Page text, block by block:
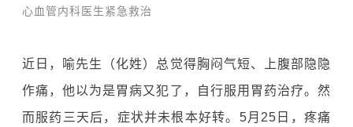
心血管内科医生紧急救治
近日，喻先生（化姓）总觉得胸闷气短、上腹部隐隐
作痛，他以为是胃病又犯了，自行服用 胃药治疗。然
而服药三天后，症状并未根本好转。5月25日，疼痛